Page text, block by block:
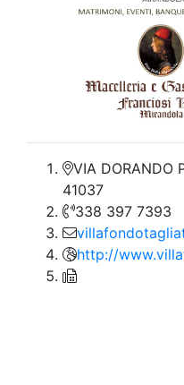
VIA DORANDO
41037
338 397 7393
http://